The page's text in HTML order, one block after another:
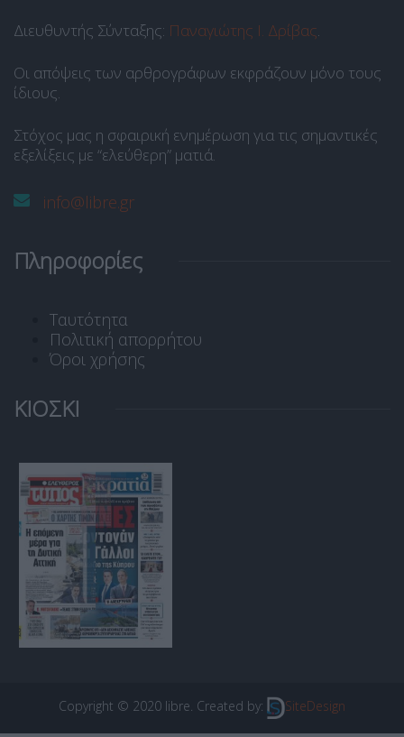
Διευθυντής Σύνταξης: Παναγιώτης Ι. Δρίβας.
Οι απόψεις των αρθρογράφων εκφράζουν μόνο τους
ίδιους.
Στόχος μας η σφαιρική ενημέρωση για τις σημαντικές
εξελίξεις με “ελεύθερη” ματιά.
info@libre.gr
Πληροφορίες
Ταυτότητα
Πολιτική απορρήτου
Όροι χρήσης
ΚΙΟΣΚΙ
Copyright © 2020 libre. Created by: SiteDesign